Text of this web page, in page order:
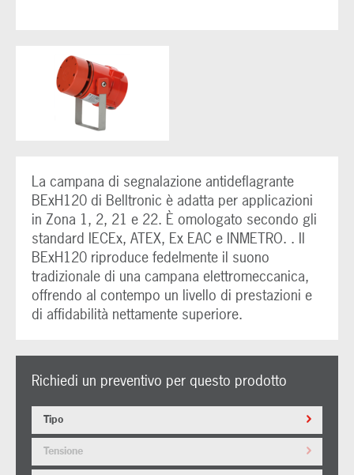
La campana di segnalazione antideflagrante
BExH120 di Belltronic è adatta per applicazioni
in Zona 1, 2, 21 e 22. È omologato secondo gli
standard IECEx, ATEX, Ex EAC e INMETRO. . Il
BExH120 riproduce fedelmente il suono
tradizionale di una campana elettromeccanica,
offrendo al contempo un livello di prestazioni e
di affidabilità nettamente superiore.
Richiedi un preventivo per questo prodotto
Tipo
Tensione